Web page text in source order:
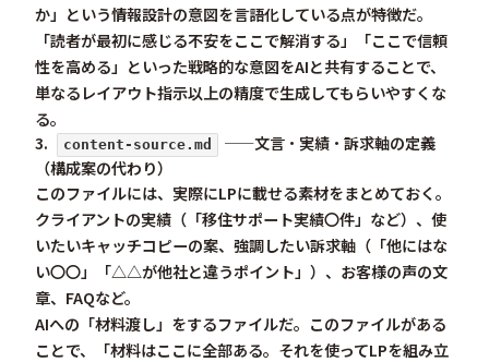
か」という情報設計の意図を言語化している点が特徴だ。
「読者が最初に感じる不安をここで解消する」「ここで信頼
性を高める」といった戦略的な意図をAIと共有することで、
単なるレイアウト指示以上の精度で生成してもらいやすくな
る。
3.
content-source.md
——文言・実績・訴求軸の定義
（構成案の代わり）
このファイルには、実際にLPに載せる素材をまとめておく。
クライアントの実績（「移住サポート実績〇件」など）、使
いたいキャッチコピーの案、強調したい訴求軸（「他にはな
い〇〇」「△△が他社と違うポイント」）、お客様の声の文
章、FAQなど。
AIへの「材料渡し」をするファイルだ。このファイルがある
ことで、「材料はここに全部ある。それを使ってLPを組み立